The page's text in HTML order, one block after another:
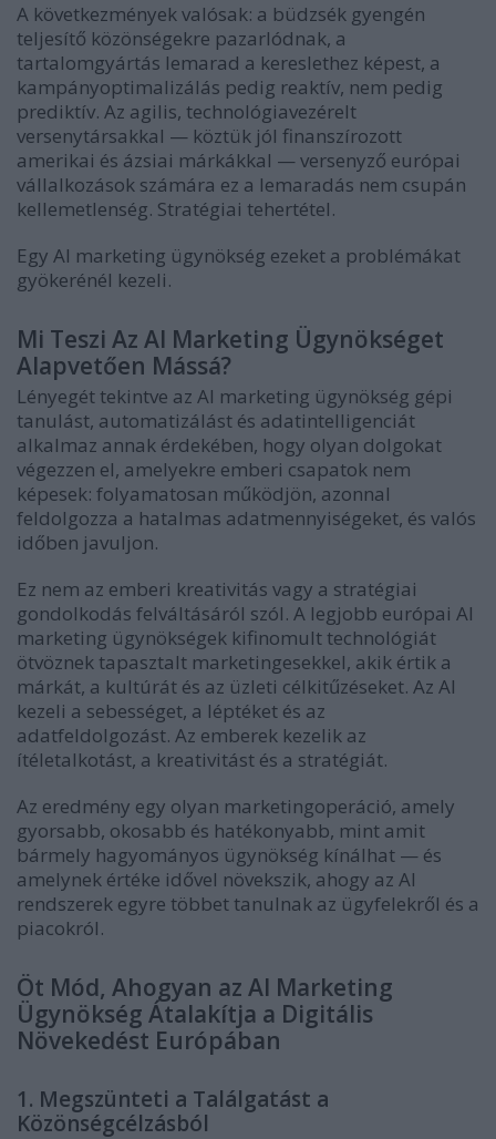
A következmények valósak: a büdzsék gyengén
teljesítő közönségekre pazarlódnak, a
tartalomgyártás lemarad a kereslethez képest, a
kampányoptimalizálás pedig reaktív, nem pedig
prediktív. Az agilis, technológiavezérelt
versenytársakkal — köztük jól finanszírozott
amerikai és ázsiai márkákkal — versenyző európai
vállalkozások számára ez a lemaradás nem csupán
kellemetlenség. Stratégiai tehertétel.
Egy AI marketing ügynökség ezeket a problémákat
gyökerénél kezeli.
Mi Teszi Az AI Marketing Ügynökséget
Alapvetően Mássá?
Lényegét tekintve az AI marketing ügynökség gépi
tanulást, automatizálást és adatintelligenciát
alkalmaz annak érdekében, hogy olyan dolgokat
végezzen el, amelyekre emberi csapatok nem
képesek: folyamatosan működjön, azonnal
feldolgozza a hatalmas adatmennyiségeket, és valós
időben javuljon.
Ez nem az emberi kreativitás vagy a stratégiai
gondolkodás felváltásáról szól. A legjobb európai AI
marketing ügynökségek kifinomult technológiát
ötvöznek tapasztalt marketingesekkel, akik értik a
márkát, a kultúrát és az üzleti célkitűzéseket. Az AI
kezeli a sebességet, a léptéket és az
adatfeldolgozást. Az emberek kezelik az
ítéletalkotást, a kreativitást és a stratégiát.
Az eredmény egy olyan marketingoperáció, amely
gyorsabb, okosabb és hatékonyabb, mint amit
bármely hagyományos ügynökség kínálhat — és
amelynek értéke idővel növekszik, ahogy az AI
rendszerek egyre többet tanulnak az ügyfelekről és a
piacokról.
Öt Mód, Ahogyan az AI Marketing
Ügynökség Átalakítja a Digitális
Növekedést Európában
1. Megszünteti a Találgatást a
Közönségcélzásból